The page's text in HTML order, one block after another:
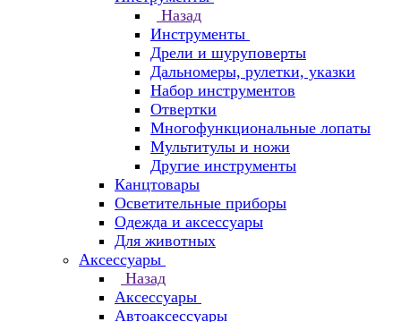
Назад
Инструменты
Дрели и шуруповерты
Дальномеры, рулетки, указки
Набор инструментов
Отвертки
Многофункциональные лопаты
Мультитулы и ножи
Другие инструменты
Канцтовары
Осветительные приборы
Одежда и аксессуары
Для животных
Аксессуары
Назад
Аксессуары
Автоаксессуары